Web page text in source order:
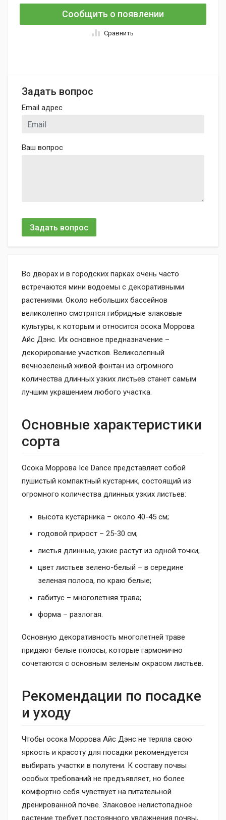
Сообщить о появлении
Сравнить
Задать вопрос
Email адрес
Ваш вопрос
Задать вопрос
Во дворах и в городских парках очень часто
встречаются мини водоемы с декоративными
растениями. Около небольших бассейнов
великолепно смотрятся гибридные злаковые
культуры, к которым и относится осока Моррова
Айс Дэнс. Их основное предназначение –
декорирование участков. Великолепный
вечнозеленый живой фонтан из огромного
количества длинных узких листьев станет самым
лучшим украшением любого участка.
Основные характеристики
сорта
Осока Моррова Ice Dance представляет собой
пушистый компактный кустарник, состоящий из
огромного количества длинных узких листьев:
высота кустарника – около 40-45 см;
годовой прирост – 25-30 см;
листья длинные, узкие растут из одной точки;
цвет листьев зелено-белый – в середине
зеленая полоса, по краю белые;
габитус – многолетняя трава;
форма – разлогая.
Основную декоративность многолетней траве
придают белые полосы, которые гармонично
сочетаются с основным зеленым окрасом листьев.
Рекомендации по посадке
и уходу
Чтобы осока Моррова Айс Дэнс не теряла свою
яркость и красоту для посадки рекомендуется
выбирать участки в полутени. К составу почвы
особых требований не предъявляет, но более
комфортно себя чувствует на питательной
дренированной почве. Злаковое нелистопадное
растение требует постоянного увлажнения почвы,